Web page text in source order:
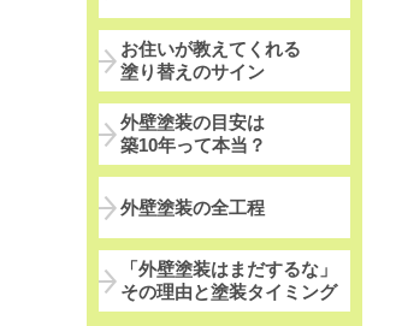
お住いが教えてくれる
塗り替えのサイン
外壁塗装の目安は
築10年って本当？
外壁塗装の全工程
「外壁塗装はまだするな」
その理由と塗装タイミング